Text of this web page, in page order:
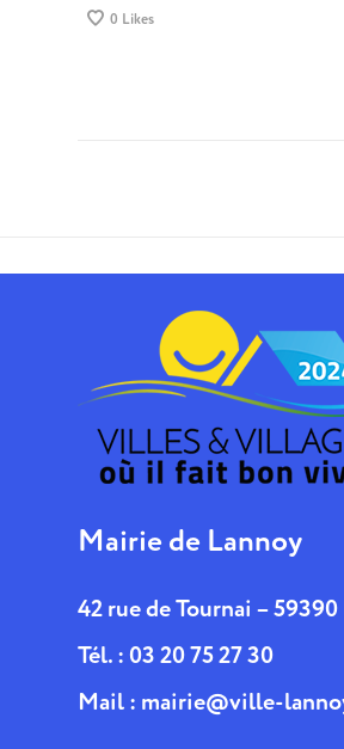
0 Likes
Mairie de Lannoy
42 rue de Tournai –
Tél. : 03 20 75 27 30
Mail : mairie@ville-